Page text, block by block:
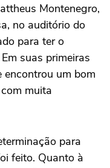
Montenegro,
no auditório do
para ter o
suas primeiras
encontrou um bom
muita
para
feito. Quanto à